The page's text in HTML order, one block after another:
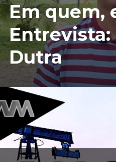
QUEM,
ENTÃO?
–
ENTREVISTA:
MARIO
DUTRA
Em quem,
Entrevista:
Dutra